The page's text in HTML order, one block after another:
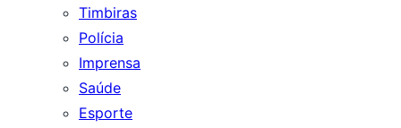
Timbiras
Polícia
Imprensa
Saúde
Esporte